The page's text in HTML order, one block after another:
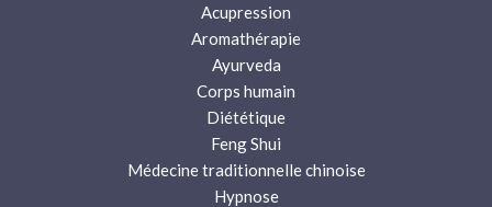
Acupression
Aromathérapie
Ayurveda
Corps humain
Diététique
Feng Shui
Médecine traditionnelle chinoise
Hypnose